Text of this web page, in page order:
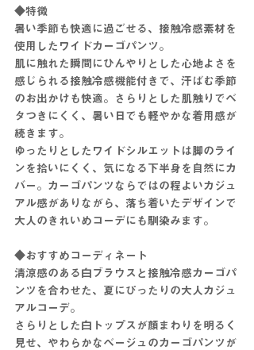
◆特徴
暑い季節も快適に過ごせる、接触冷感素材を
使用したワイドカーゴパンツ。
肌に触れた瞬間にひんやりとした心地よさを
感じられる接触冷感機能付きで、汗ばむ季節
のお出かけも快適。さらりとした肌触りでベ
タつきにくく、暑い日でも軽やかな着用感が
続きます。
ゆったりとしたワイドシルエットは脚のライ
ンを拾いにくく、気になる下半身を自然にカ
バー。カーゴパンツならではの程よいカジュ
アル感がありながら、落ち着いたデザインで
大人のきれいめコーデにも馴染みます。
◆おすすめコーディネート
清涼感のある白ブラウスと接触冷感カーゴパ
ンツを合わせた、夏にぴったりの大人カジュ
アルコーデ。
さらりとした白トップスが顔まわりを明るく
見せ、やわらかなベージュのカーゴパンツが